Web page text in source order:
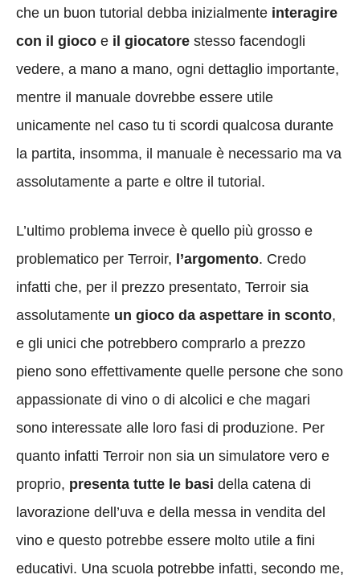
che un buon tutorial debba inizialmente interagire
con il gioco e il giocatore stesso facendogli
vedere, a mano a mano, ogni dettaglio importante,
mentre il manuale dovrebbe essere utile
unicamente nel caso tu ti scordi qualcosa durante
la partita, insomma, il manuale è necessario ma va
assolutamente a parte e oltre il tutorial.
L’ultimo problema invece è quello più grosso e
problematico per Terroir, l’argomento. Credo
infatti che, per il prezzo presentato, Terroir sia
assolutamente un gioco da aspettare in sconto,
e gli unici che potrebbero comprarlo a prezzo
pieno sono effettivamente quelle persone che sono
appassionate di vino o di alcolici e che magari
sono interessate alle loro fasi di produzione. Per
quanto infatti Terroir non sia un simulatore vero e
proprio, presenta tutte le basi della catena di
lavorazione dell’uva e della messa in vendita del
vino e questo potrebbe essere molto utile a fini
educativi. Una scuola potrebbe infatti, secondo me,